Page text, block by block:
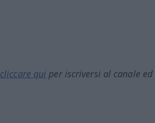
cliccare qui per iscriversi al canale ed